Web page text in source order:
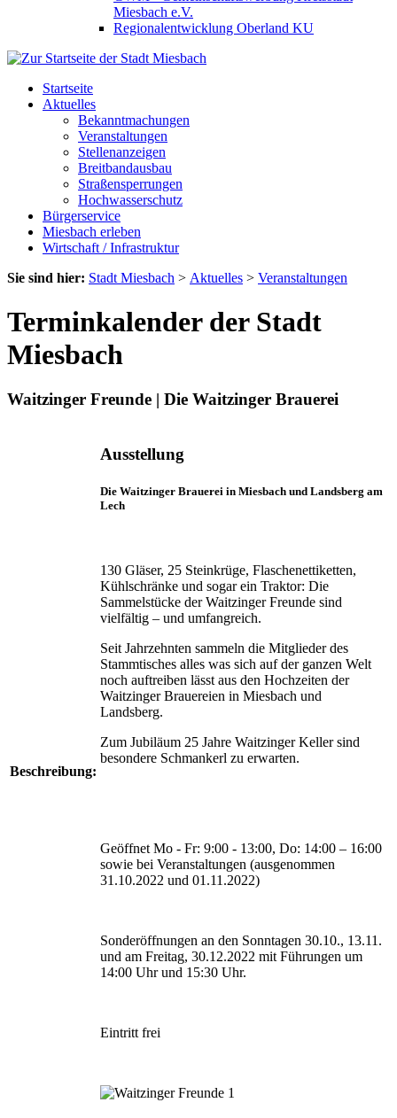
Miesbach e.V.
Regionalentwicklung Oberland KU
Startseite
Aktuelles
Bekanntmachungen
Veranstaltungen
Stellenanzeigen
Breitbandausbau
Straßensperrungen
Hochwasserschutz
Bürgerservice
Miesbach erleben
Wirtschaft / Infrastruktur
Sie sind hier: Stadt Miesbach > Aktuelles > Veranstaltungen
Terminkalender der Stadt
Miesbach
Waitzinger Freunde | Die Waitzinger Brauerei
Beschreibung:
Ausstellung
Die Waitzinger Brauerei in Miesbach und Landsberg am
Lech
130 Gläser, 25 Steinkrüge, Flaschenettiketten,
Kühl­schränke und sogar ein Traktor: Die
Sammelstücke der Waitzinger Freunde sind
vielfältig – und umfangreich.
Seit Jahrzehnten sammeln die Mitglieder des
Stamm­tisches alles was sich auf der ganzen Welt
noch auftreiben lässt aus den Hochzeiten der
Waitzinger Brauereien in Miesbach und
Landsberg.
Zum Jubiläum 25 Jahre Waitzinger Keller sind
besondere Schmankerl zu erwarten.
Geöffnet Mo - Fr: 9:00 - 13:00, Do: 14:00 – 16:00
sowie bei Veranstaltungen (ausgenommen
31.10.2022 und 01.11.2022)
Sonderöffnungen an den Sonntagen 30.10., 13.11.
und am Freitag, 30.12.2022 mit Führungen um
14:00 Uhr und 15:30 Uhr.
Eintritt frei